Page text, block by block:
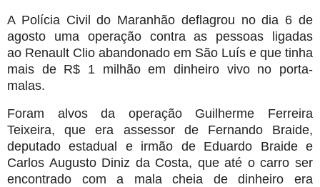
A Polícia Civil do Maranhão deflagrou no dia 6 de
agosto uma operação contra as pessoas ligadas
ao Renault Clio abandonado em São Luís e que tinha
mais de R$ 1 milhão em dinheiro vivo no porta-
malas.
Foram alvos da operação Guilherme Ferreira
Teixeira, que era assessor de Fernando Braide,
deputado estadual e irmão de Eduardo Braide e
Carlos Augusto Diniz da Costa, que até o carro ser
encontrado com a mala cheia de dinheiro era